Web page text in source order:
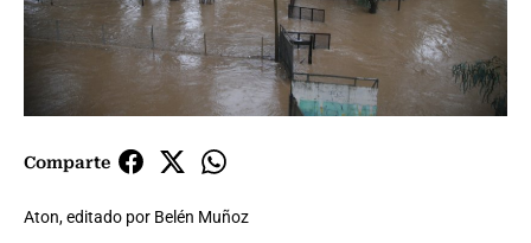
Comparte
Aton, editado por Belén Muñoz